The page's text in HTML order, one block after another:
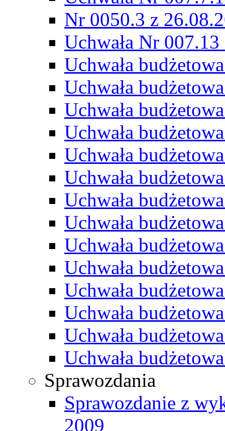
Nr 0050.3 z
Uchwała Nr
Uchwała
Uchwała
Uchwała
Uchwała
Uchwała
Uchwała
Uchwała
Uchwała
Uchwała
Uchwała
Uchwała
Uchwała
Uchwała
Uchwała
Sprawozdania
Sprawozdanie z
2009